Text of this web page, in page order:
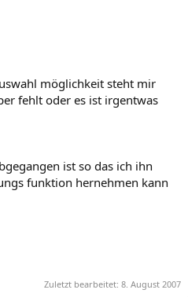
möglichkeit steht mir
fehlt oder es ist irgentwas
ist so das ich ihn
funktion hernehmen kann
Zuletzt bearbeitet: 8. August 2007